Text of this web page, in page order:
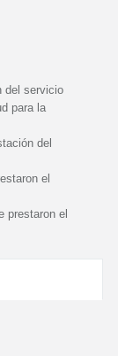
del servicio
para la
del
el
prestaron el